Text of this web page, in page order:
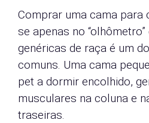
Comprar uma cama para
se apenas no
genéricas de raça é um
comuns. Uma cama
pet a dormir encolhido,
musculares na coluna e
traseiras.